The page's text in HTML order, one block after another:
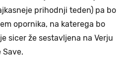
prihodnji teden) pa bo
opornika, na katerega bo
sicer že sestavljena na Verju
Save.